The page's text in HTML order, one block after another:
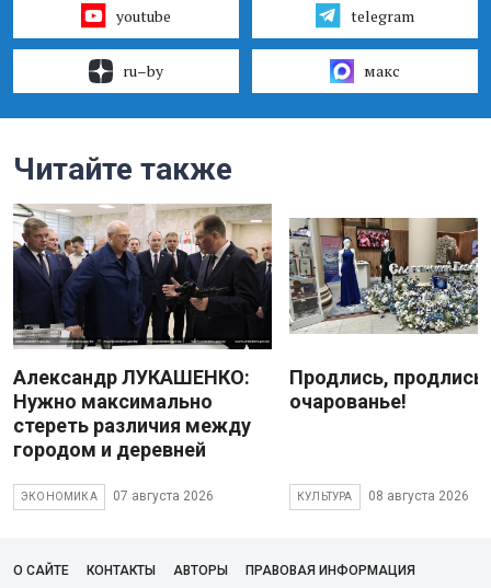
youtube telegram
ru–by макс
Читайте также
Александр ЛУКАШЕНКО:
Нужно максимально
стереть различия между
городом и деревней
ЭКОНОМИКА 07 августа 2026
Продлись, продлись
очарованье!
КУЛЬТУРА 08 августа 2026
О САЙТЕ КОНТАКТЫ АВТОРЫ ПРАВОВАЯ ИНФОРМАЦИЯ